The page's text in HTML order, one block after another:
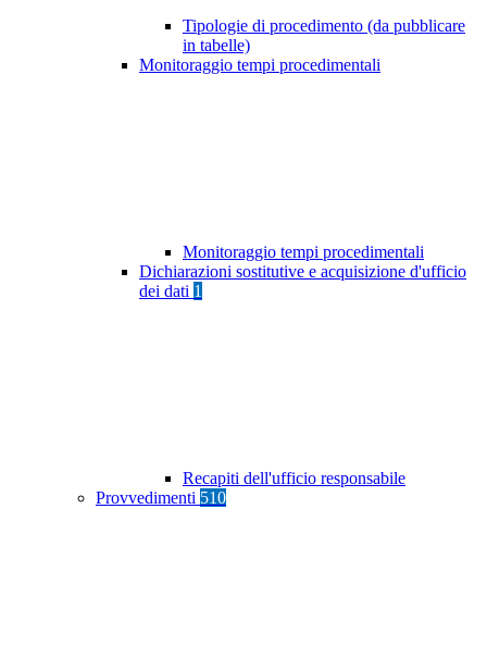
Tipologie di procedimento (da pubblicare
in tabelle)
Monitoraggio tempi procedimentali
Monitoraggio tempi procedimentali
Dichiarazioni sostitutive e acquisizione d'ufficio
dei dati 1
Recapiti dell'ufficio responsabile
Provvedimenti 510